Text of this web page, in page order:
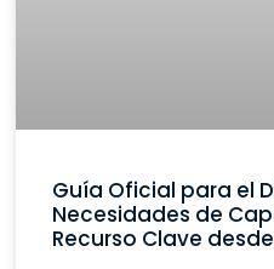
Guía Oficial para el
Necesidades de
Recurso Clave